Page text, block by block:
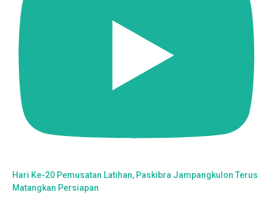
Hari Ke-20 Pemusatan Latihan, Paskibra Jampangkulon Terus
Matangkan Persiapan